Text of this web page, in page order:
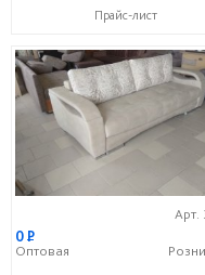
Прайс-лист
Арт.
0P
Оптовая